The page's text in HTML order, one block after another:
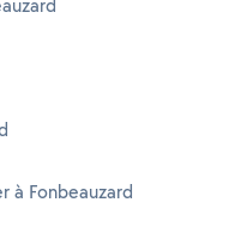
à Fonbeauzard